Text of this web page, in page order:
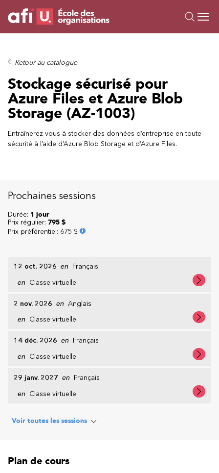
Formations
Campus IA
Sur mesure
À propos
Ressources
Retour au catalogue
Stockage sécurisé pour
Azure Files et Azure Blob
Storage (AZ-1003)
Entraînerez-vous à stocker des données d’entreprise en toute
sécurité à l’aide d’Azure Blob Storage et d’Azure Files.
Prochaines sessions
12 oct. 2026 en Français
en Classe virtuelle
2 nov. 2026 en Anglais
en Classe virtuelle
14 déc. 2026 en Français
en Classe virtuelle
29 janv. 2027 en Français
en Classe virtuelle
Voir toutes les sessions
Durée: 1 jour
Prix régulier: 795 $
Prix préférentiel : 675 $
Plan de cours